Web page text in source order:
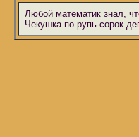
Любой математик знал,
Чекушка по рупь-сорок